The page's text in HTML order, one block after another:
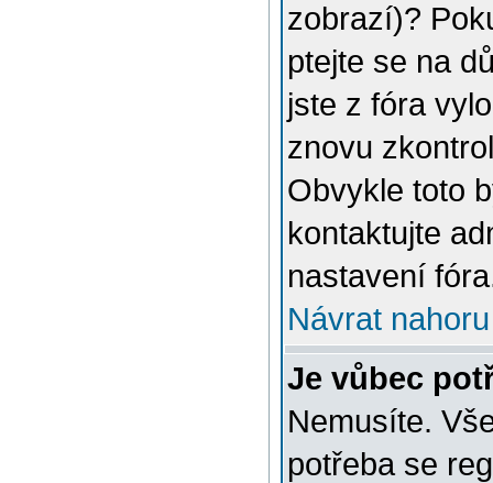
zobrazí)?
ptejte se na
jste z fóra
znovu
Obvykle toto
kontaktujte
nastavení
Návrat nahoru
Je vůbec
Nemusíte.
potřeba se